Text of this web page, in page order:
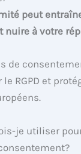
peut
nuire à votre
de
RGPD et
je utiliser